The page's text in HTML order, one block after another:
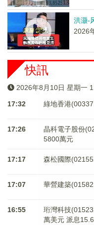
洪灏-
2026
快訊
2026年8月10日 星期一
17:32 綠地香港
17:26
晶科電子股份
5800萬元
17:17 森松國際
17:07 華營建築
16:55
珩灣科技
萬美元 派息